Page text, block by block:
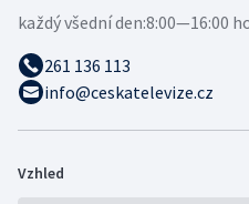
každý všední den:8:00—16:00
261 136 113
info@ceskatelevize.cz
Vzhled